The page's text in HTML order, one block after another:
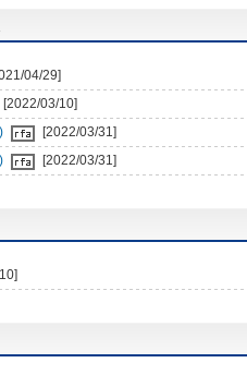
04/29]
[2022/03/10]
[2022/03/31]
[2022/03/31]